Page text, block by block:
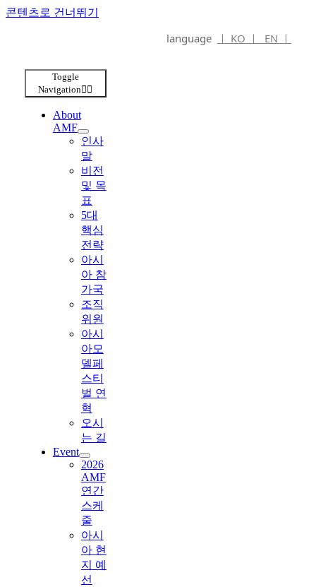
콘텐츠로 건너뛰기
language ㅣ KO ㅣ EN ㅣ
Toggle
Navigation
About
AMF
인사
말
비전
및 목
표
5대
핵심
전략
아시
아 참
가국
조직
위원
아시
아모
델페
스티
벌 연
혁
오시
는 길
Event
2026
AMF
연간
스케
줄
아시
아 현
지 예
선